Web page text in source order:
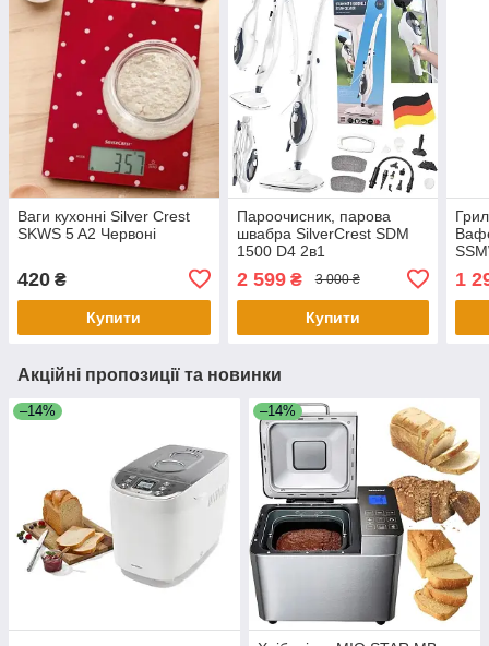
Ваги кухонні Silver Crest
SKWS 5 A2 Червоні
420 ₴
Купити
Пароочисник, парова
швабра SilverCrest SDM
1500 D4 2в1
2 599₴ 3 000 ₴
Купити
1
Акційні пропозиції та новинки
–14% –14%